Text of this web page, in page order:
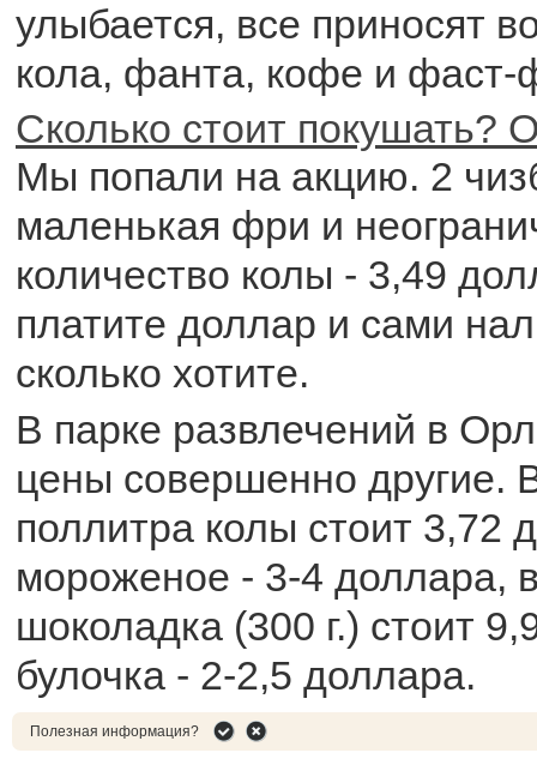
улыбается, все приносят
кола, фанта, кофе и фаст-
Сколько стоит покушать?
Мы попали на акцию. 2
маленькая фри и
количество колы - 3,49
платите доллар и сами
сколько хотите.
В парке развлечений в
цены совершенно другие.
поллитра колы стоит 3,72
мороженое - 3-4 доллара,
шоколадка (300 г.) стоит
булочка - 2-2,5 доллара.
Полезная информация?